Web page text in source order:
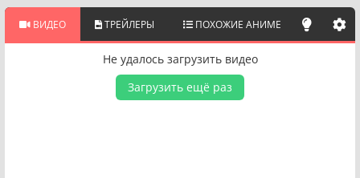
ВИДЕО ТРЕЙЛЕРЫ ПОХОЖИЕ АНИМЕ
Не удалось загрузить видео
Загрузить ещё раз